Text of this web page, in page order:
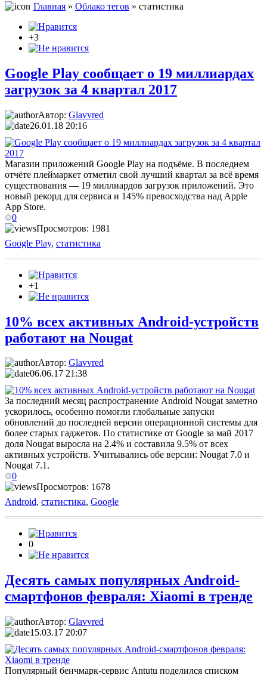
Главная » Облако тегов » статистика
+3
Google Play сообщает о 19 миллиардах
загрузок за 4 квартал 2017
Автор: Glavvred
26.01.18 20:16
Магазин приложений Google Play на подъёме. В последнем
отчёте плеймаркет отметил свой лучший квартал за всё время
существования — 19 миллиардов загрузок приложений. Это
новый рекорд для сервиса и 145% превосходства над Apple
App Store.
0
Просмотров: 1981
Google Play, статистика
+1
10% всех активных Android-устройств
работают на Nougat
Автор: Glavvred
06.06.17 21:38
За последний месяц распространение Android Nougat заметно
ускорилось, особенно помогли глобальные запуски
обновлений до последней версии операционной системы для
более старых гаджетов. По статистике от Google за май 2017
доля Nougat выросла на 2.4% и составила 9.5% от всех
активных устройств. Учитывались обе версии: Nougat 7.0 и
Nougat 7.1.
0
Просмотров: 1678
Android, статистика, Google
0
Десять самых популярных Android-
смартфонов февраля: Xiaomi в тренде
Автор: Glavvred
15.03.17 20:07
Популярный бенчмарк-сервис Antutu поделился списком